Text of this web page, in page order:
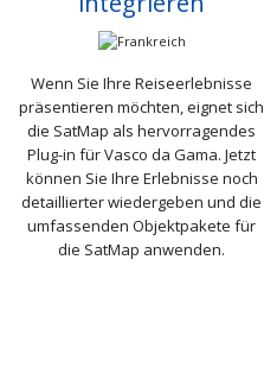
Wenn Sie Ihre Reiseerlebnisse
präsentieren möchten, eignet sich
die SatMap als hervorragendes
Plug-in für Vasco da Gama. Jetzt
können Sie Ihre Erlebnisse noch
detaillierter wiedergeben und die
umfassenden Objektpakete für
die SatMap anwenden.